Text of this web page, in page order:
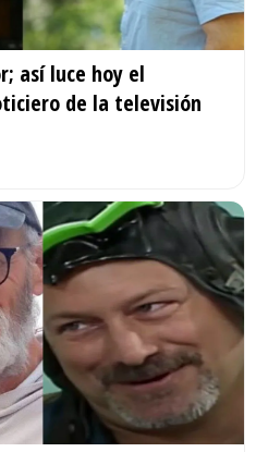
así luce hoy el
de la televisión